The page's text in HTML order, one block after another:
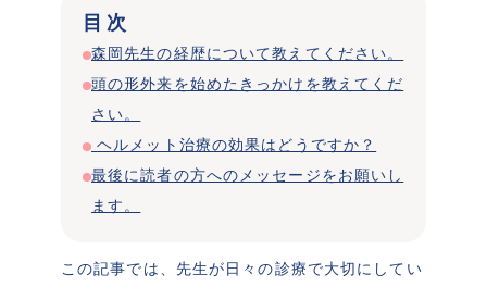
目次
森岡先生の経歴について教えてください。
頭の形外来を始めたきっかけを教えてくだ
さい。
ヘルメット治療の効果はどうですか？
最後に読者の方へのメッセージをお願いし
ます。
この記事では、先生が日々の診療で大切にしてい